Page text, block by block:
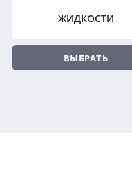
ЖИДКОСТИ
ВЫБРАТЬ